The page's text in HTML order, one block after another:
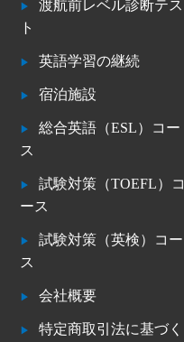
渡航前レベル診断テス
ト
英語学習の継続
宿泊施設
総合英語（ESL）コー
ス
試験対策（TOEFL）コ
ース
試験対策（英検）コー
ス
会社概要
特定商取引法に基づく